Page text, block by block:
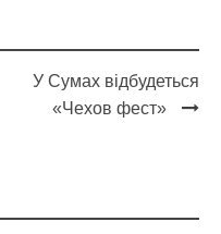
У Сумах відбудеться
«Чехов фест»